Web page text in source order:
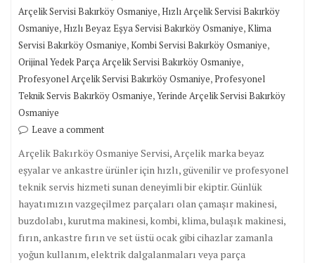
Arçelik Servisi Bakırköy Osmaniye,Hızlı Arçelik Servisi Bakırköy
Osmaniye,Hızlı Beyaz Eşya Servisi Bakırköy Osmaniye,Klima
Servisi Bakırköy Osmaniye,Kombi Servisi Bakırköy Osmaniye,
Orijinal Yedek Parça Arçelik Servisi Bakırköy Osmaniye,
Profesyonel Arçelik Servisi Bakırköy Osmaniye,Profesyonel
Teknik Servis Bakırköy Osmaniye,Yerinde Arçelik Servisi Bakırköy
Osmaniye
Leave a comment
Arçelik Bakırköy Osmaniye Servisi, Arçelik marka beyaz
eşyalar ve ankastre ürünler için hızlı, güvenilir ve profesyonel
teknik servis hizmeti sunan deneyimli bir ekiptir. Günlük
hayatımızın vazgeçilmez parçaları olan çamaşır makinesi,
buzdolabı, kurutma makinesi, kombi, klima, bulaşık makinesi,
fırın, ankastre fırın ve set üstü ocak gibi cihazlar zamanla
yoğun kullanım, elektrik dalgalanmaları veya parça